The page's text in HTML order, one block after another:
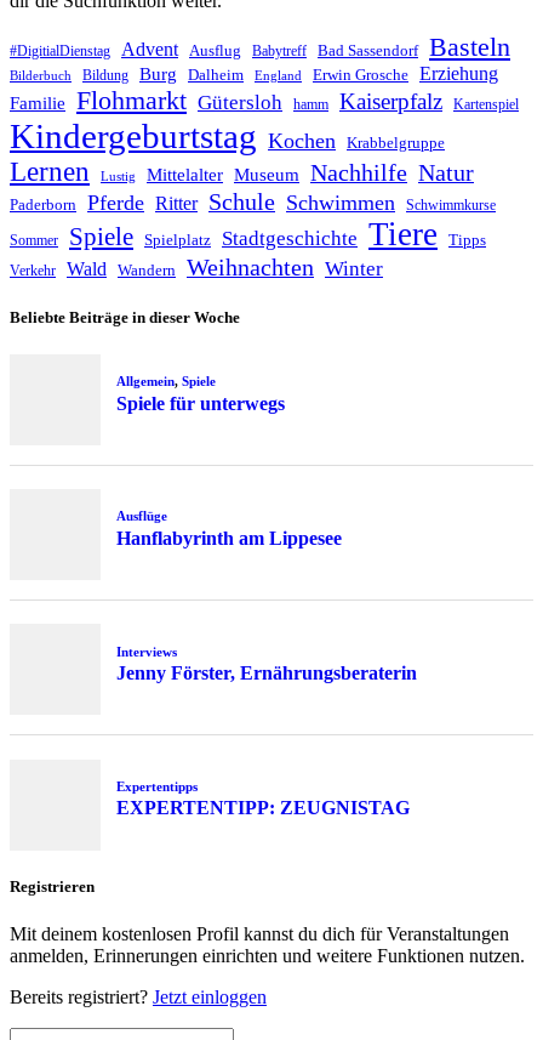
#DigitialDienstag Advent Ausflug Babytreff Bad Sassendorf Basteln
Bilderbuch Bildung Burg Dalheim England Erwin Grosche Erziehung
Familie Flohmarkt Gütersloh hamm Kaiserpfalz Kartenspiel
Kindergeburtstag Kochen Krabbelgruppe
Lernen Lustig Mittelalter Museum Nachhilfe Natur
Paderborn Pferde Ritter Schule Schwimmen Schwimmkurse
Sommer Spiele Spielplatz Stadtgeschichte Tiere Tipps
Verkehr Wald Wandern Weihnachten Winter
Beliebte Beiträge in dieser Woche
Allgemein, Spiele
Spiele für unterwegs
Ausflüge
Hanflabyrinth am Lippesee
Interviews
Jenny Förster, Ernährungsberaterin
Expertentipps
EXPERTENTIPP: ZEUGNISTAG
Registrieren
Mit deinem kostenlosen Profil kannst du dich für Veranstaltungen
anmelden, Erinnerungen einrichten und weitere Funktionen nutzen.
Bereits registriert? Jetzt einloggen